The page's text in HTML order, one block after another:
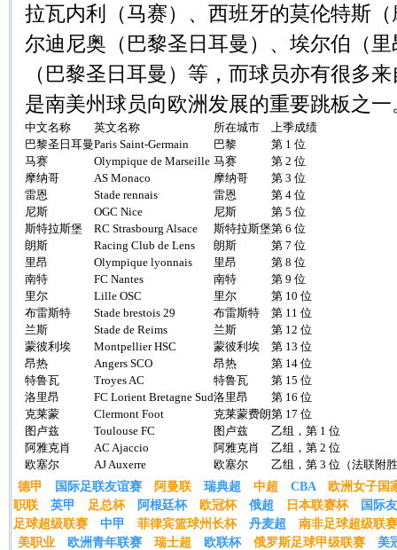
拉瓦内利（马赛）、西班牙的莫伦特斯
尔迪尼奥（巴黎圣日耳曼）、埃尔伯（
（巴黎圣日耳曼）等，而球员亦有很多
是南美州球员向欧洲发展的重要跳板之一
中文名称 英文名称 所在城市
上季成绩
巴黎圣日耳曼Paris Saint-Germain 巴黎
第 1 位
马赛
Olympique de Marseille 马赛
第 2 位
摩纳哥
AS Monaco 摩纳哥
第 3 位
雷恩
Stade rennais 雷恩
第 4 位
尼斯
OGC Nice 尼斯
第 5 位
斯特拉斯堡
RC Strasbourg Alsace 斯特拉斯堡第 6 位
朗斯
Racing Club de Lens 朗斯
第 7 位
里昂
Olympique lyonnais 里昂
第 8 位
南特
FC Nantes 南特
第 9 位
里尔
Lille OSC 里尔
第 10 位
布雷斯特
Stade brestois 29 布雷斯特
第 11 位
兰斯
Stade de Reims 兰斯
第 12 位
蒙彼利埃
Montpellier HSC 蒙彼利埃
第 13 位
昂热
Angers SCO 昂热
第 14 位
特鲁瓦
Troyes AC 特鲁瓦
第 15 位
洛里昂
FC Lorient Bretagne Sud洛里昂
第 16 位
克莱蒙
Clermont Foot 克莱蒙费朗第 17 位
图卢兹
Toulouse FC 图卢兹
乙组，第 1 位
阿雅克肖
AC Ajaccio 阿雅克肖
乙组，第 2 位
欧塞尔
AJ Auxerre 欧塞尔
乙组，第 3 位（法联附
德甲
国际足联友谊赛 阿曼联 瑞典超 中超 CBA
欧洲女子国
职联
英甲 足总杯 阿根廷杯 欧冠杯 俄超 日本联赛杯
国际
足球超级联赛
中甲 菲律宾篮球州长杯 丹麦超
南非足球超级联赛
美职业
欧洲青年联赛 瑞士超 欧联杯 俄罗斯足球甲级联赛
美